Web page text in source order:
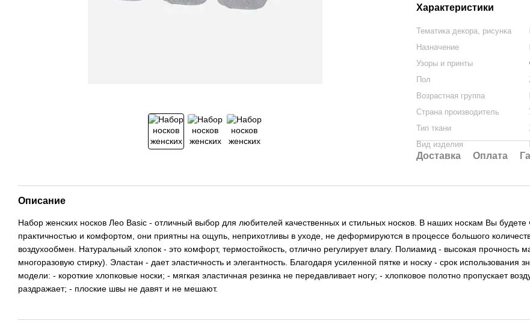
Характеристики
Тематика декора, рисунка
Назначение
Узоры и принты
Пол
Возрастная группа
Страна производитель
Тип ткани
Вид изделия
Доставка Оплата
Описание
Набор женских носков Лео Basic - отличный выбор для любителей качественных и стильных носков. В наших носкам Вы
практичностью и комфортом, они приятны на ощупь, неприхотливы в уходе, не деформируются в процессе большого
воздухообмен. Натуральный хлопок - это комфорт, термостойкость, отлично регулирует влагу. Полиамид - высокая прочность
многоразовую стирку). Эластан - дает эластичность и элегантность. Благодаря усиленной пятке и носку - срок использования
модели: - короткие хлопковые носки; - мягкая эластичная резинка не передавливает ногу; - хлопковое полотно пропускает
раздражает; - плоские швы не давят и не мешают.